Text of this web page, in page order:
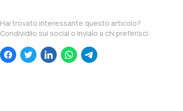
Hai trovato interessante questo articolo?
Condividilo sui social o invialo a chi preferisci: